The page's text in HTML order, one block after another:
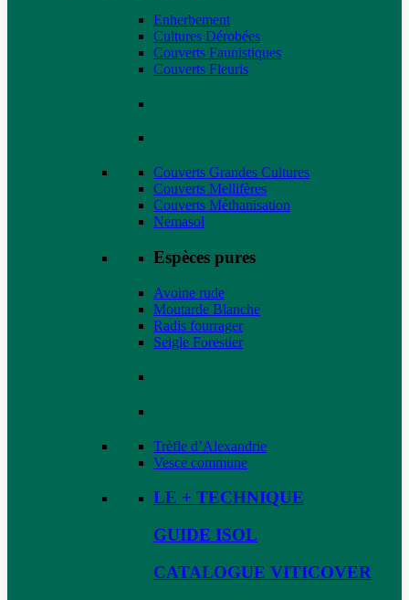
Enherbement
Cultures Dérobées
Couverts Faunistiques
Couverts Fleuris
Couverts Grandes Cultures
Couverts Mellifères
Couverts Méthanisation
Nemasol
Espèces pures
Avoine rude
Moutarde Blanche
Radis fourrager
Seigle Forestier
Trèfle d’Alexandrie
Vesce commune
LE + TECHNIQUE
GUIDE ISOL
CATALOGUE VITICOVER